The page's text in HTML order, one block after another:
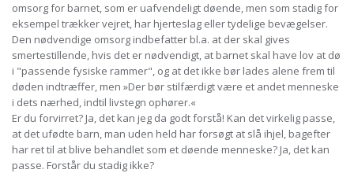
omsorg for barnet, som er uafvendeligt døende, men som stadig for
eksempel trækker vejret, har hjerteslag eller tydelige bevægelser.
Den nødvendige omsorg indbefatter bl.a. at der skal gives
smertestillende, hvis det er nødvendigt, at barnet skal have lov at dø
i "passende fysiske rammer", og at det ikke bør lades alene frem til
døden indtræffer, men »Der bør stilfærdigt være et andet menneske
i dets nærhed, indtil livstegn ophører.«
Er du forvirret? Ja, det kan jeg da godt forstå! Kan det virkelig passe,
at det ufødte barn, man uden held har forsøgt at slå ihjel, bagefter
har ret til at blive behandlet som et døende menneske? Ja, det kan
passe. Forstår du stadig ikke?